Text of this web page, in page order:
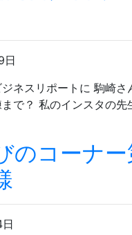
日
ネスリポートに 駒崎
で？ 私のインスタの
のコーナ